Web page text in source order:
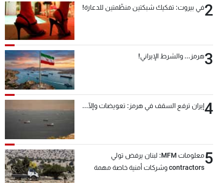
2في بيروت: تفكيك شبكتين منظّمتين للدعارة!
3هرمز... والشرط الإيراني!
4إيران ترفع السقف في هرمز: تعويضات وإلّا...
5
معلومات MFM: لبنان يرفض تولي
contractors وشركات أمنية خاصة مهمة